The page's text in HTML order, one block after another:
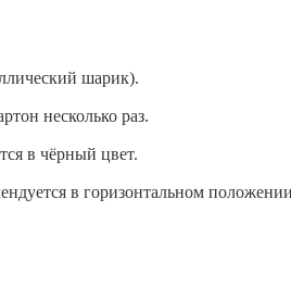
шарик).
несколько раз.
в чёрный цвет.
в горизонтальном